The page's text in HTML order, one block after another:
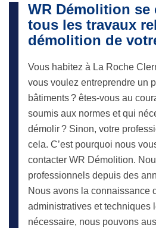
WR Démolition se
tous les travaux
démolition de
Vous habitez à La Roche
vous voulez entreprendre un
bâtiments ? êtes-vous au
soumis aux normes et qui
démolir ? Sinon, votre
cela. C’est pourquoi nous
contacter WR Démolition.
professionnels depuis des
Nous avons la connaissance
administratives et techniques
nécessaire, nous pouvons